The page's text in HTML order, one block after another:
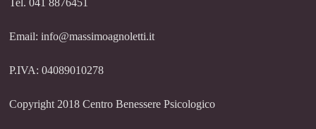
Tel. 041 8876451
Email: info@massimoagnoletti.it
P.IVA: 04089010278
Copyright 2018 Centro Benessere Psicologico